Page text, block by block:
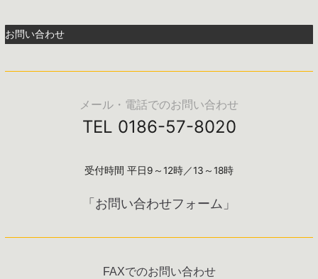
お問い合わせ
メール・電話でのお問い合わせ
TEL 0186-57-8020
受付時間 平日9～12時／13～18時
「お問い合わせフォーム」
FAXでのお問い合わせ